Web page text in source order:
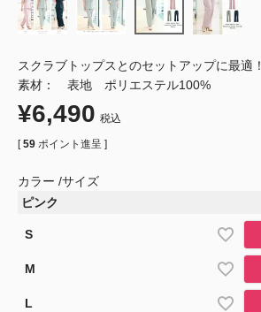
スクラブトップスとのセットアップに最適！
素材： 表地 ポリエステル100%
¥6,490 税込
[ 59 ポイント進呈 ]
カラー サイズ
ピンク
S
M
L